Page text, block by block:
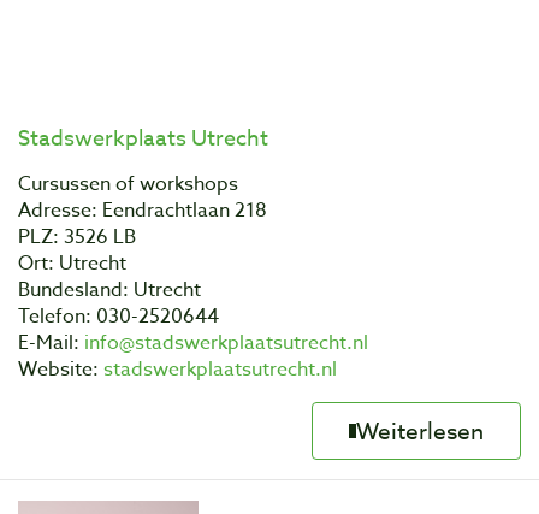
Stadswerkplaats Utrecht
Cursussen of workshops
Adresse: Eendrachtlaan 218
PLZ: 3526 LB
Ort: Utrecht
Bundesland: Utrecht
Telefon: 030-2520644
E-Mail: info@stadswerkplaatsutrecht.nl
Website: stadswerkplaatsutrecht.nl
Weiterlesen